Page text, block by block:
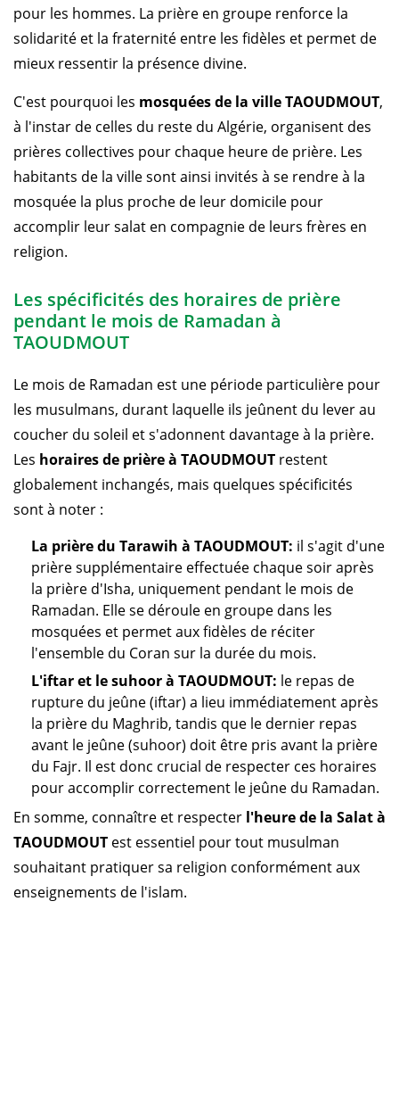
pour les hommes. La prière en groupe renforce la
solidarité et la fraternité entre les fidèles et permet de
mieux ressentir la présence divine.
C'est pourquoi les mosquées de la ville TAOUDMOUT,
à l'instar de celles du reste du Algérie, organisent des
prières collectives pour chaque heure de prière. Les
habitants de la ville sont ainsi invités à se rendre à la
mosquée la plus proche de leur domicile pour
accomplir leur salat en compagnie de leurs frères en
religion.
Les spécificités des horaires de prière
pendant le mois de Ramadan à
TAOUDMOUT
Le mois de Ramadan est une période particulière pour
les musulmans, durant laquelle ils jeûnent du lever au
coucher du soleil et s'adonnent davantage à la prière.
Les horaires de prière à TAOUDMOUT restent
globalement inchangés, mais quelques spécificités
sont à noter :
La prière du Tarawih à TAOUDMOUT: il s'agit d'une
prière supplémentaire effectuée chaque soir après
la prière d'Isha, uniquement pendant le mois de
Ramadan. Elle se déroule en groupe dans les
mosquées et permet aux fidèles de réciter
l'ensemble du Coran sur la durée du mois.
L'iftar et le suhoor à TAOUDMOUT: le repas de
rupture du jeûne (iftar) a lieu immédiatement après
la prière du Maghrib, tandis que le dernier repas
avant le jeûne (suhoor) doit être pris avant la prière
du Fajr. Il est donc crucial de respecter ces horaires
pour accomplir correctement le jeûne du Ramadan.
En somme, connaître et respecter l'heure de la Salat à
TAOUDMOUT est essentiel pour tout musulman
souhaitant pratiquer sa religion conformément aux
enseignements de l'islam.